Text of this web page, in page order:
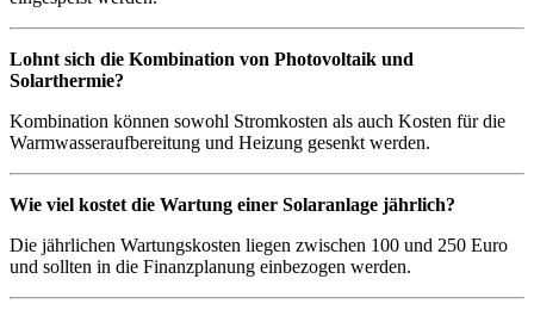
Lohnt sich die Kombination von Photovoltaik und
Solarthermie?
Kombination können sowohl Stromkosten als auch Kosten für die
Warmwasseraufbereitung und Heizung gesenkt werden.
Wie viel kostet die Wartung einer Solaranlage jährlich?
Die jährlichen Wartungskosten liegen zwischen 100 und 250 Euro
und sollten in die Finanzplanung einbezogen werden.